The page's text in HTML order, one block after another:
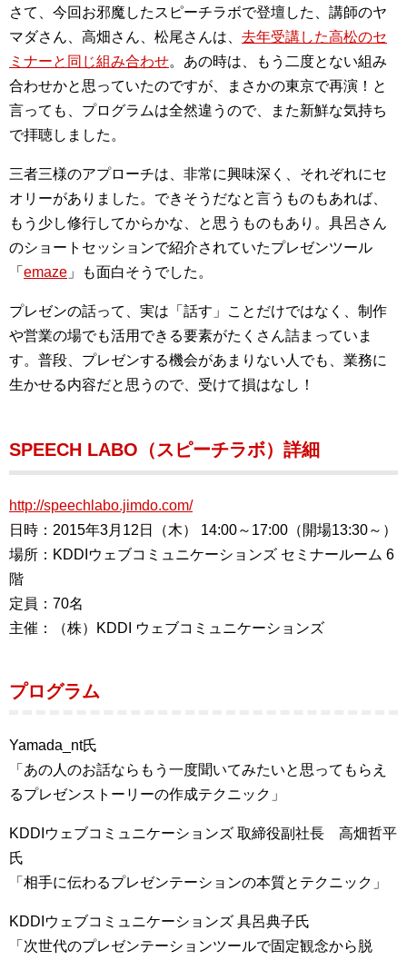
さて、今回お邪魔したスピーチラボで登壇した、講師のヤ
マダさん、高畑さん、松尾さんは、 去年受講した高松のセ
ミナーと同じ組み合わせ。あの時は、もう二度とない組み
合わせかと思っていたのですが、まさかの東京で再演！と
言っても、プログラムは全然違うので、また新鮮な気持ち
で拝聴しました。
三者三様のアプローチは、非常に興味深く、それぞれにセ
オリーがありました。できそうだなと言うものもあれば、
もう少し修行してからかな、と思うものもあり。具呂さん
のショートセッションで紹介されていたプレゼンツール
「 emaze 」も面白そうでした。
プレゼンの話って、実は「話す」ことだけではなく、制作
や営業の場でも活用できる要素がたくさん詰まっていま
す。普段、プレゼンする機会があまりない人でも、業務に
生かせる内容だと思うので、受けて損はなし！
SPEECH LABO（スピーチラボ）詳細
http://speechlabo.jimdo.com/
日時：2015年3月12日（木） 14:00～17:00（開場13:30～）
場所：KDDIウェブコミュニケーションズ セミナールーム 6
階
定員：70名
主催：（株）KDDI ウェブコミュニケーションズ
プログラム
Yamada_nt氏
「あの人のお話ならもう一度聞いてみたいと思ってもらえ
るプレゼンストーリーの作成テクニック」
KDDIウェブコミュニケーションズ 取締役副社長 高畑哲平
氏
「相手に伝わるプレゼンテーションの本質とテクニック」
KDDIウェブコミュニケーションズ 具呂典子氏
「次世代のプレゼンテーションツールで固定観念から脱